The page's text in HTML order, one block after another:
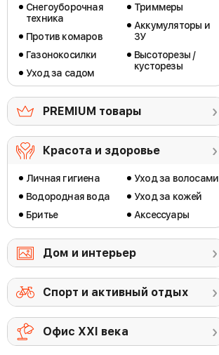
Снегоуборочная
техника
Против комаров
Газонокосилки
Уход за садом
Триммеры
Аккумуляторы и
ЗУ
Высоторезы /
кусторезы
PREMIUM товары
Красота и здоровье
Личная гигиена
Водородная вода
Бритье
Уход за волосами
Уход за кожей
Аксессуары
Дом и интерьер
Спорт и активный отдых
Офис ХХI века